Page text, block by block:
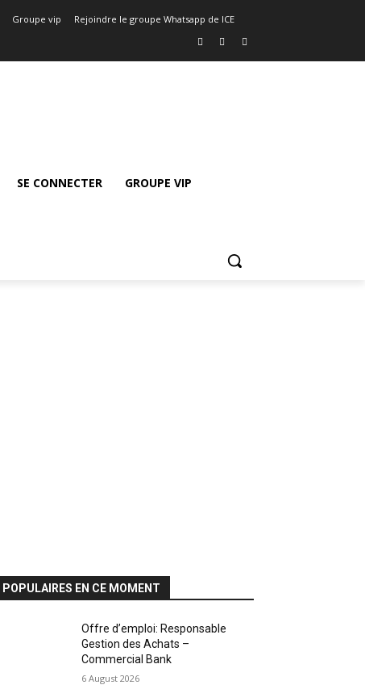
Groupe vip Rejoindre le groupe Whatsapp de ICE
SE CONNECTER GROUPE VIP
POPULAIRES EN CE MOMENT
Offre d’emploi: Responsable
Gestion des Achats –
Commercial Bank
6 August 2026